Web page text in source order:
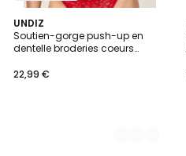
UNDIZ
Soutien-gorge push-up en
dentelle broderies coeurs
22,99 €
3
Couleurs